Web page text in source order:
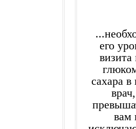
его
сахара
вам